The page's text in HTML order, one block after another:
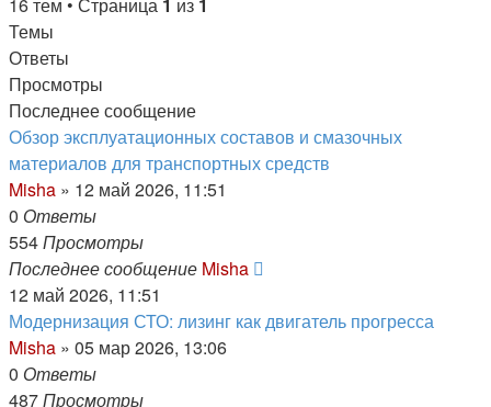
Темы
Ответы
Просмотры
Последнее сообщение
Обзор эксплуатационных составов и смазочных
материалов для транспортных средств
Misha » 12 май 2026, 11:51
0 Ответы
554Просмотры
Последнее сообщение Misha
12 май 2026, 11:51
Модернизация СТО: лизинг как двигатель прогресса
Misha » 05 мар 2026, 13:06
0 Ответы
487Просмотры